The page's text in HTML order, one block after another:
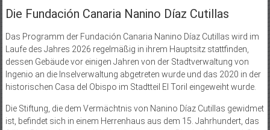
Die Fundación Canaria Nanino Díaz Cutillas
Das Programm der Fundación Canaria Nanino Díaz Cutillas wird im
Laufe des Jahres 2026 regelmäßig in ihrem Hauptsitz stattfinden,
dessen Gebäude vor einigen Jahren von der Stadtverwaltung von
Ingenio an die Inselverwaltung abgetreten wurde und das 2020 in der
historischen Casa del Obispo im Stadtteil El Toril eingeweiht wurde.
Die Stiftung, die dem Vermächtnis von Nanino Díaz Cutillas gewidmet
ist, befindet sich in einem Herrenhaus aus dem 15. Jahrhundert, das